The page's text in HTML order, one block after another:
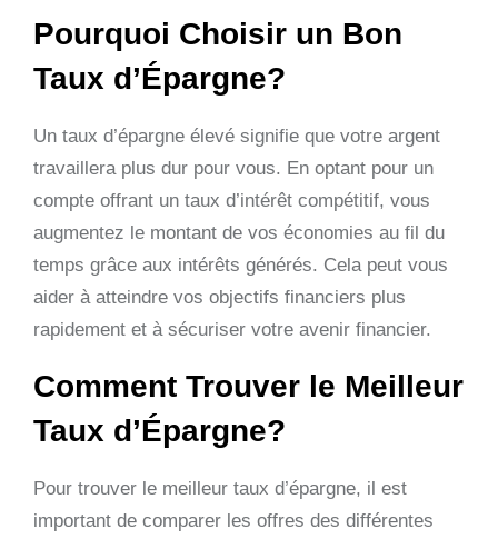
Pourquoi Choisir un Bon
Taux d’Épargne?
Un taux d’épargne élevé signifie que votre argent
travaillera plus dur pour vous. En optant pour un
compte offrant un taux d’intérêt compétitif, vous
augmentez le montant de vos économies au fil du
temps grâce aux intérêts générés. Cela peut vous
aider à atteindre vos objectifs financiers plus
rapidement et à sécuriser votre avenir financier.
Comment Trouver le Meilleur
Taux d’Épargne?
Pour trouver le meilleur taux d’épargne, il est
important de comparer les offres des différentes